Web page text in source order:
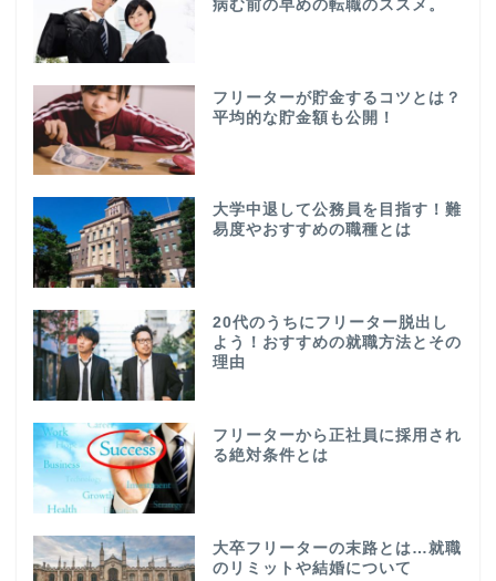
病む前の早めの転職のススメ。
フリーターが貯金するコツとは？
平均的な貯金額も公開！
大学中退して公務員を目指す！難
易度やおすすめの職種とは
20代のうちにフリーター脱出し
よう！おすすめの就職方法とその
理由
フリーターから正社員に採用され
る絶対条件とは
大卒フリーターの末路とは…就職
のリミットや結婚について